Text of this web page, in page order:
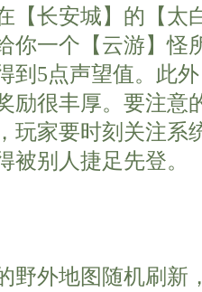
【长安城】的【太
你一个【云游】怪
到5点声望值。此
励很丰厚。要注意
玩家要时刻关注系
被别人捷足先登。
野外地图随机刷新